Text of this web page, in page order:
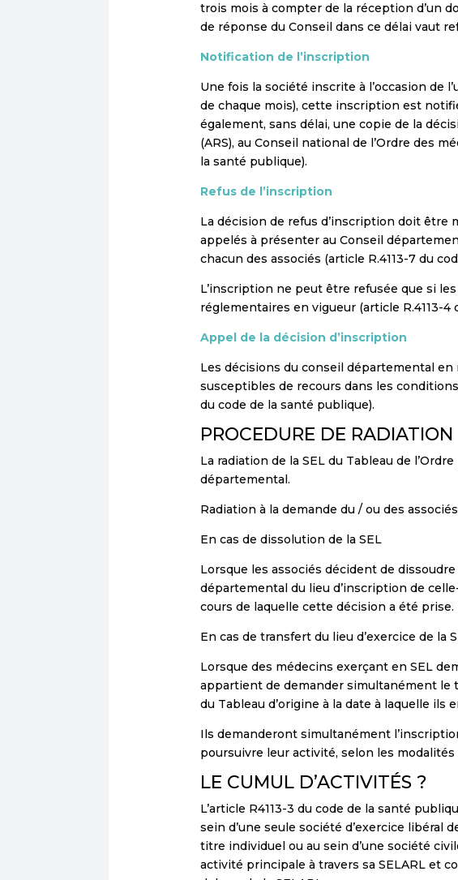
trois mois à compter de la réception d’un
de réponse du Conseil dans ce délai vaut
Notification de l’inscription
Une fois la société inscrite à l’occasion de
de chaque mois), cette inscription est
également, sans délai, une copie de la
(ARS), au Conseil national de l’Ordre des
la santé publique).
Refus de l’inscription
La décision de refus d’inscription doit être
appelés à présenter au Conseil
chacun des associés (article R.4113-7 du
L’inscription ne peut être refusée que si
réglementaires en vigueur (article R.4113-4
Appel de la décision d’inscription
Les décisions du conseil départemental en
susceptibles de recours dans les conditions
du code de la santé publique).
PROCEDURE DE RADIATION
La radiation de la SEL du Tableau de
départemental.
Radiation à la demande du / ou des associés
En cas de dissolution de la SEL
Lorsque les associés décident de
départemental du lieu d’inscription de
cours de laquelle cette décision a été
En cas de transfert du lieu d’exercice de la
Lorsque des médecins exerçant en SEL
appartient de demander simultanément le
du Tableau d’origine à la date à laquelle
Ils demanderont simultanément
poursuivre leur activité, selon les
LE CUMUL D’ACTIVITÉS ?
L’article R4113-3 du code de la santé
sein d’une seule société d’exercice libéral
titre individuel ou au sein d’une société
activité principale à travers sa SELARL et